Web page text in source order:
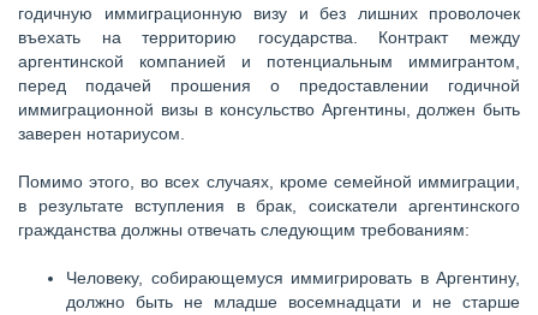
годичную иммиграционную визу и без лишних проволочек
въехать на территорию государства. Контракт между
аргентинской компанией и потенциальным иммигрантом,
перед подачей прошения о предоставлении годичной
иммиграционной визы в консульство Аргентины, должен быть
заверен нотариусом.
Помимо этого, во всех случаях, кроме семейной иммиграции,
в результате вступления в брак, соискатели аргентинского
гражданства должны отвечать следующим требованиям:
Человеку, собирающемуся иммигрировать в Аргентину,
должно быть не младше восемнадцати и не старше